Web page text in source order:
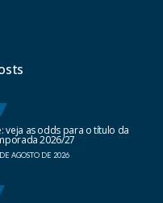
veja as odds para o título da
2026/27
AGOSTO DE 2026